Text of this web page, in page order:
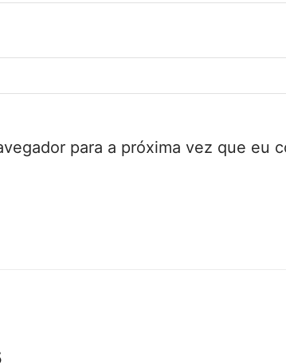
para a próxima vez que eu